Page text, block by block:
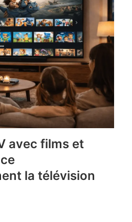
avec films et
la télévision